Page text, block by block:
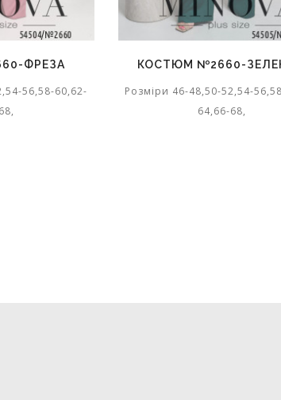
60,62-
КОСТЮМ №2660-ЗЕЛЕНИЙ
Розміри 46-48,50-52,54-56,58-60,62-
64,66-68,